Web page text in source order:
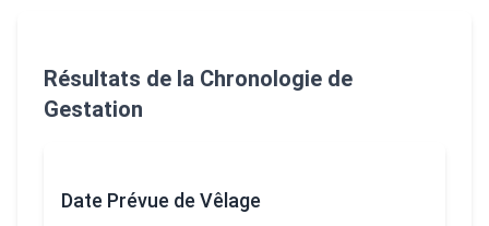
Résultats de la Chronologie de
Gestation
Date Prévue de Vêlage